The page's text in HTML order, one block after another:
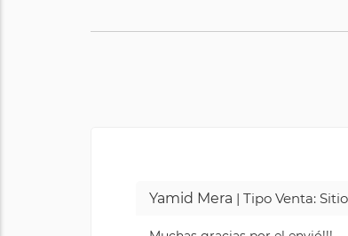
Yamid Mera | Tipo Venta: